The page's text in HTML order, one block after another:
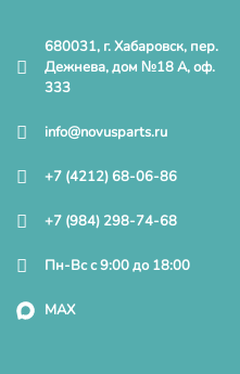
680031, г. Хабаровск, пер.
Дежнева, дом №18 А, оф.
333
info@novusparts.ru
+7 (4212) 68-06-86
+7 (984) 298-74-68
Пн-Вс с 9:00 до 18:00
MAX